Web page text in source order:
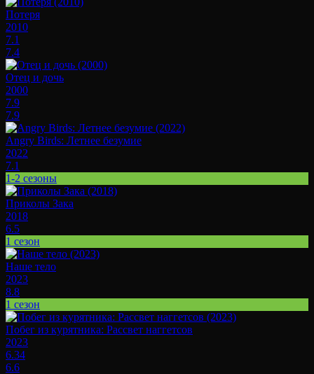
Потеря
2010
7.1
7.4
Отец и дочь
2000
7.9
7.9
Angry Birds: Летнее безумие
2022
7.1
1-2 сезоны
Приколы Зака
2018
6.5
1 сезон
Наше тело
2023
8.8
1 сезон
Побег из курятника: Рассвет наггетсов
2023
6.34
6.6